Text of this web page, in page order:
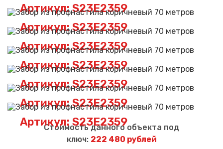
Артикул: S23E2359
Артикул: S23E2359
Артикул: S23E2359
Артикул: S23E2359
Артикул: S23E2359
Артикул: S23E2359
Артикул: S23E2359
Стоимость данного объекта под
ключ: 222 480 рублей